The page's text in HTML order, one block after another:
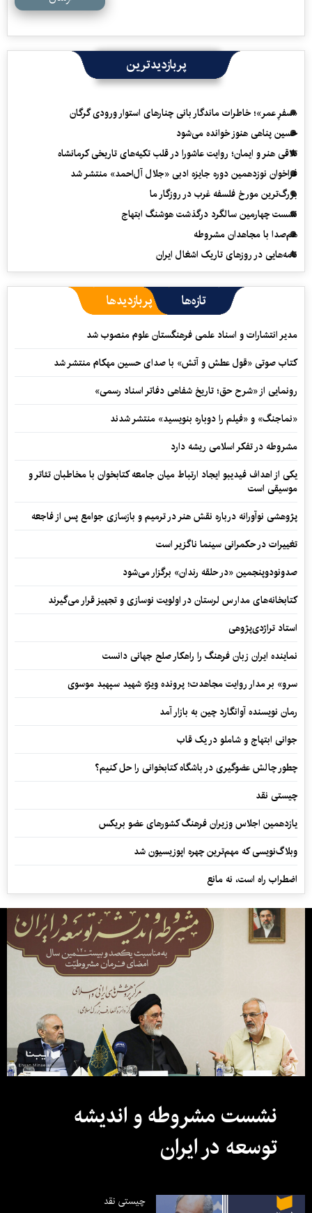
پربازدیدترین
«سفرِ عمر»؛ خاطرات ماندگار بانی چنارهای استوار ورودی گرگان
حسین پناهی هنوز خوانده می‌شود
تلاقی هنر و ایمان؛ روایت عاشورا در قلب تکیه‌های تاریخی کرمانشاه
فراخوان نوزدهمین دوره جایزه ادبی «جلال آل‌احمد» منتشر شد
بزرگ‌ترین مورخ فلسفه غرب در روزگار ما
نشست چهارمین سالگرد درگذشت هوشنگ ابتهاج
هم‌صدا با مجاهدان مشروطه
نامه‌هایی در روزهای تاریک اشغال ایران
تازه‌ها پربازدیدها
مدیر انتشارات و اسناد علمی فرهنگستان علوم منصوب شد
کتاب صوتی «قول عطش و آتش» با صدای حسین مهکام منتشر شد
رونمایی از «شرح حق؛ تاریخ شفاهی دفاتر اسناد رسمی»
«نماجنگ» و «فیلم را دوباره بنویسید» منتشر شدند
مشروطه در تفکر اسلامی ریشه دارد
یکی از اهداف فیدیبو ایجاد ارتباط میان جامعه کتابخوان با مخاطبان تئاتر و
موسیقی است
پژوهشی نوآورانه درباره نقش هنر در ترمیم و بازسازی جوامع پس از فاجعه
تغییرات در حکمرانی سینما ناگزیر است
صدونودوپنجمین «در حلقه رندان» برگزار می‌شود
کتابخانه‌های مدارس لرستان در اولویت نوسازی و تجهیز قرار می‌گیرند
استاد تراژدی‌پژوهی
نماینده ایران زبان فرهنگ را راهکار صلح جهانی دانست
سرو» بر مدار روایت مجاهدت؛ پرونده ویژه شهید سپهبد موسوی
رمان نویسنده آوانگارد چین به بازار آمد
جوانی ابتهاج و شاملو در یک قاب
چطور چالش عضوگیری در باشگاه کتابخوانی را حل کنیم؟
چیستی نقد
یازدهمین اجلاس وزیران فرهنگ کشورهای عضو بریکس
وبلاگ‌نویسی که مهم‌ترین چهره اپوزیسیون شد
اضطراب راه است، نه مانع
نشست مشروطه و اندیشه
توسعه در ایران
چیستی نقد